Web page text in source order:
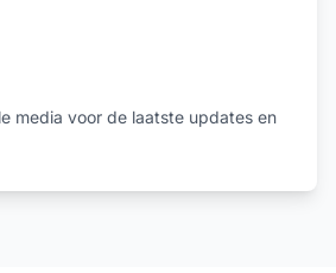
media voor de laatste updates en